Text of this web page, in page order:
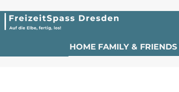
HOME FAMILY & FRIENDS